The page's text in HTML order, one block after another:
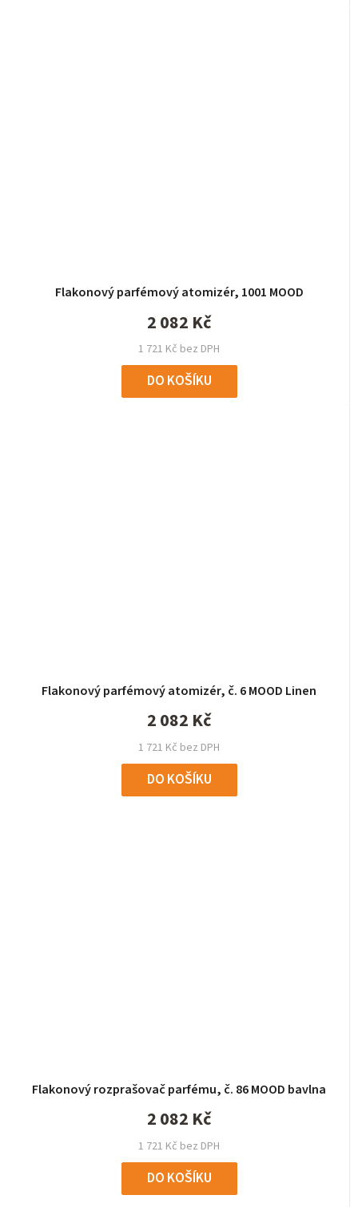
Flakonový parfémový atomizér, 1001 MOOD
1 721 Kč bez DPH
2 082 Kč
DO KOŠÍKU
Flakonový parfémový atomizér, č. 6 MOOD Linen
1 721 Kč bez DPH
2 082 Kč
DO KOŠÍKU
Flakonový rozprašovač parfému, č. 86 MOOD bavlna
1 721 Kč bez DPH
2 082 Kč
DO KOŠÍKU